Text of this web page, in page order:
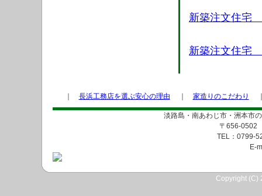
新築注文住
新築注文住
長浜工務店を選ぶ安心の理由 家造りのこだわり
淡路島・南あわじ市・洲本市
〒656-0502
TEL：0799-
E-
Copyright (C)